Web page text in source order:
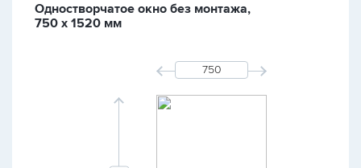
Одностворчатое окно без монтажа,
750 х 1520 мм